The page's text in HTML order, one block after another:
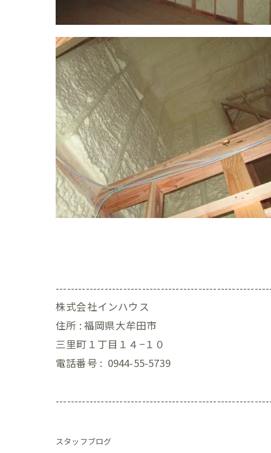
株式会社インハウス
住所 : 福岡県大牟田市
三里町１丁目１４−１０
電話番号 : 0944-55-5739
スタッフブログ